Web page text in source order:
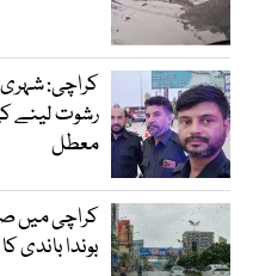
معطل
کراچی میں
بوندا باندی